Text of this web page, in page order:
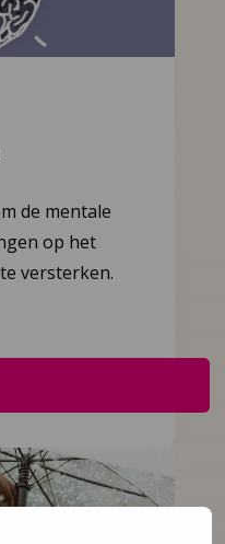
de mentale
op het
versterken.